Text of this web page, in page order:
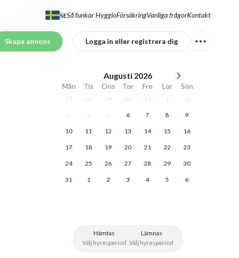
SESå funkar HyggloFörsäkringVanliga frågorKontakt
Skapa annons Logga in eller registrera dig
Augusti 2026
Mån Tis Ons Tor Fre Lör Sön
27 28 29 30 31 1 2
3 4 5 6 7 8 9
10 11 12 13 14 15 16
17 18 19 20 21 22 23
24 25 26 27 28 29 30
31 1 2 3 4 5 6
Hämtas
Välj hyresperiod
Lämnas
Välj hyresperiod